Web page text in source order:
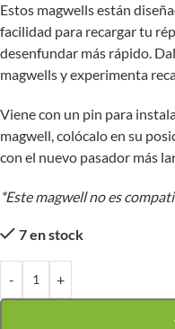
Estos magwells están
facilidad para recargar tu
desenfundar más rápido.
magwells y experimenta
Viene con un pin para
magwell, colócalo en su
con el nuevo pasador más
*Este magwell no es
7 en stock
- +